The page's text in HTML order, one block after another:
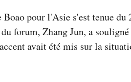
pour l'Asie s'est tenue du
forum, Zhang Jun, a
avait été mis sur la